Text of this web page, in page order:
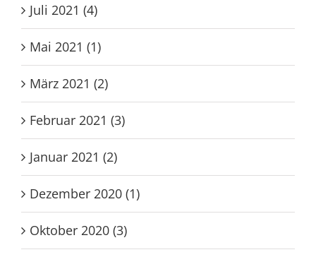
Juli 2021 (4)
Mai 2021 (1)
März 2021 (2)
Februar 2021 (3)
Januar 2021 (2)
Dezember 2020 (1)
Oktober 2020 (3)